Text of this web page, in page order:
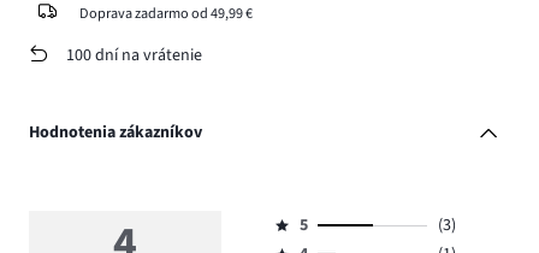
Doprava zadarmo od 49,99 €
100 dní na vrátenie
Hodnotenia zákazníkov
Hodnotenie
5
(3)